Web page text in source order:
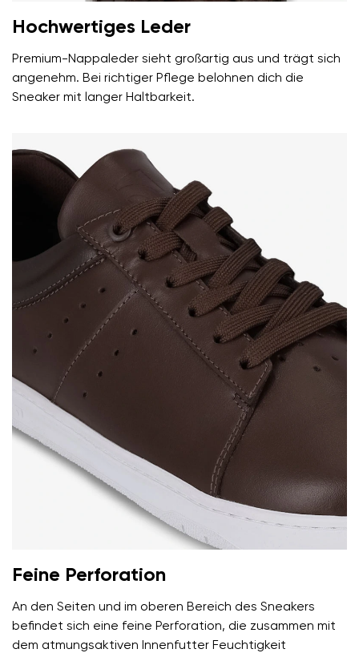
Land ändern
Lieferland auswählen
Hochwertiges Leder
Premium-Nappaleder sieht großartig aus und trägt sich
angenehm. Bei richtiger Pflege belohnen dich die
Sneaker mit langer Haltbarkeit.
Feine Perforation
An den Seiten und im oberen Bereich des Sneakers
befindet sich eine feine Perforation, die zusammen mit
dem atmungsaktiven Innenfutter Feuchtigkeit
Ihr Vor- und Nachname
Variante
Variante